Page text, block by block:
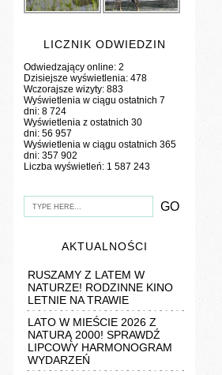
LICZNIK ODWIEDZIN
Odwiedzający online:2
Dzisiejsze wyświetlenia:478
Wczorajsze wizyty:883
Wyświetlenia w ciągu ostatnich 7
dni:8 724
Wyświetlenia z ostatnich 30
dni:56 957
Wyświetlenia w ciągu ostatnich 365
dni:357 902
Liczba wyświetleń: 1 587 243
AKTUALNOŚCI
RUSZAMY Z LATEM W
NATURZE! RODZINNE KINO
LETNIE NA TRAWIE
LATO W MIEŚCIE 2026 Z
NATURĄ 2000! SPRAWDŹ
LIPCOWY HARMONOGRAM
WYDARZEŃ